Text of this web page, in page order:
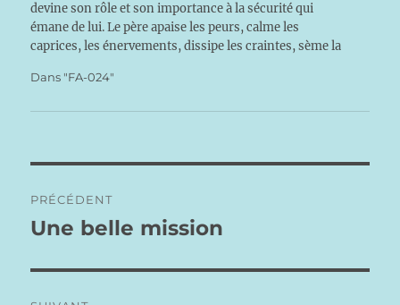
devine son rôle et son importance à la sécurité qui
émane de lui. Le père apaise les peurs, calme les
caprices, les énervements, dissipe les craintes, sème la
Dans "FA-024"
de
PRÉCÉDENT
Publication
Une belle mission